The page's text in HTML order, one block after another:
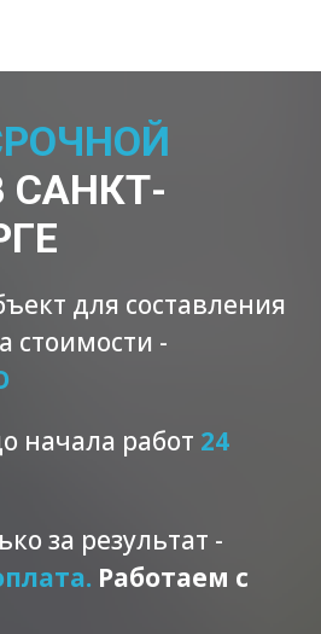
САНКТ-
для составления
стоимости -
начала работ 24
за результат -
Работаем с